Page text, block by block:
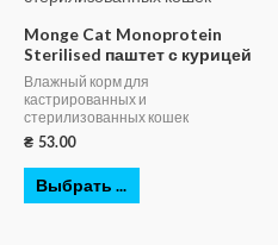
Monge Cat Monoprotein
Sterilised паштет с курицей
Влажный корм для
кастрированных и
стерилизованных кошек
₴ 53.00
Выбрать ...